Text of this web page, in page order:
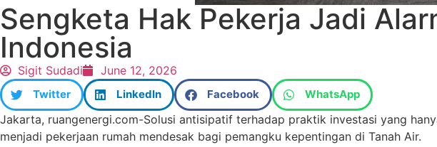
Sengketa Hak Pekerja Jadi
Indonesia
Sigit Sudadi June 12, 2026
Twitter LinkedIn Facebook WhatsApp
Jakarta, ruangenergi.com-Solusi antisipatif terhadap praktik investasi yang
menjadi pekerjaan rumah mendesak bagi pemangku kepentingan di Tanah Air.